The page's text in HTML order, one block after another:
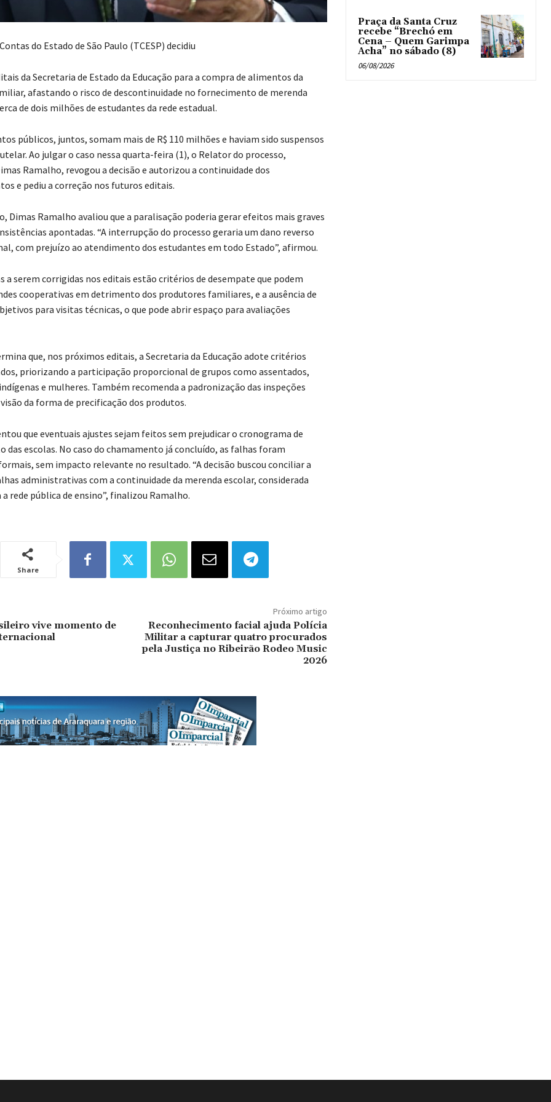
do Estado de São Paulo (TCESP) decidiu
da Secretaria de Estado da Educação para a compra de alimentos da
afastando o risco de descontinuidade no fornecimento de merenda
de dois milhões de estudantes da rede estadual.
públicos, juntos, somam mais de R$ 110 milhões e haviam sido suspensos
Ao julgar o caso nessa quarta-feira (1), o Relator do processo,
Ramalho, revogou a decisão e autorizou a continuidade dos
e pediu a correção nos futuros editais.
Dimas Ramalho avaliou que a paralisação poderia gerar efeitos mais graves
apontadas. “A interrupção do processo geraria um dano reverso
com prejuízo ao atendimento dos estudantes em todo Estado”, afirmou.
a serem corrigidas nos editais estão critérios de desempate que podem
cooperativas em detrimento dos produtores familiares, e a ausência de
para visitas técnicas, o que pode abrir espaço para avaliações
que, nos próximos editais, a Secretaria da Educação adote critérios
priorizando a participação proporcional de grupos como assentados,
e mulheres. Também recomenda a padronização das inspeções
da forma de precificação dos produtos.
que eventuais ajustes sejam feitos sem prejudicar o cronograma de
das escolas. No caso do chamamento já concluído, as falhas foram
sem impacto relevante no resultado. “A decisão buscou conciliar a
administrativas com a continuidade da merenda escolar, considerada
rede pública de ensino”, finalizou Ramalho.
Share
vive momento de
Próximo artigo
Reconhecimento facial ajuda Polícia
Militar a capturar quatro procurados
pela Justiça no Ribeirão Rodeo Music
2026
Praça da Santa Cruz
recebe “Brechó em
Cena – Quem Garimpa
Acha” no sábado (8)
06/08/2026